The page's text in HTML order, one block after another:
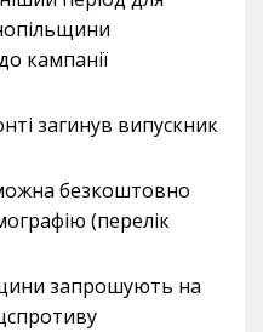
кампанії
загинув випускник
безкоштовно
(перелік
запрошують на